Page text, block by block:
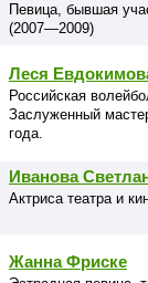
Певица, бывшая
(2007—2009)
Леся
Российская
Заслуженный
года.
Иванова
Актриса театра и
Жанна Фриске